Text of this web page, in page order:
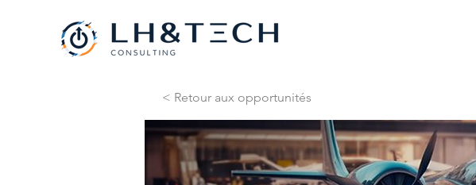
< Retour aux opportunités